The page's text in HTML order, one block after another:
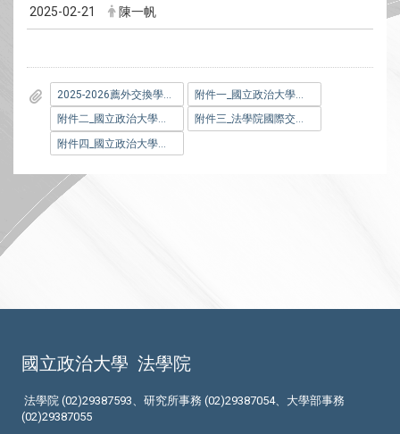
2025-02-21 陳一帆
附件二_國立政治大學學生抵免學分辦法.pdf
附件三_法學院國際交換學生計畫實施辦法.pdf
國立政治大學 法學院
法學院 (02)29387593、研究所事務 (02)29387054、大學部事務
(02)29387055